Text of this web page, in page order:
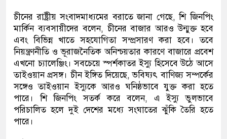
চীনের রাষ্ট্রীয় সংবাদমাধ্যমের বরাতে জানা গেছে, শি জিনপিং
মার্কিন ব্যবসায়ীদের বলেন, চীনের বাজার আরও উন্মুক্ত হবে
এবং বিভিন্ন খাতে সহযোগিতা সম্প্রসারণ করা হবে। তবে
নিয়ন্ত্রণনীতি ও ভূরাজনৈতিক অনিশ্চয়তার কারণে বাজারে প্রবেশ
এখনো চ্যালেঞ্জিং। সবচেয়ে স্পর্শকাতর ইস্যু হিসেবে উঠে আসে
তাইওয়ান প্রসঙ্গ। চীন ইঙ্গিত দিয়েছে, ভবিষ্যৎ বাণিজ্য সম্পর্কের
সঙ্গেও তাইওয়ান ইস্যুকে আরও ঘনিষ্ঠভাবে যুক্ত করা হতে
পারে। শি জিনপিং সতর্ক করে বলেন, এ ইস্যু ভুলভাবে
পরিচালিত হলে দুই দেশের মধ্যে সংঘাতের ঝুঁকি তৈরি হতে
পারে।